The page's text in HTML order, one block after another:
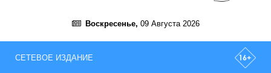
Воскресенье, 09 Августа 2026
СЕТЕВОЕ ИЗДАНИЕ